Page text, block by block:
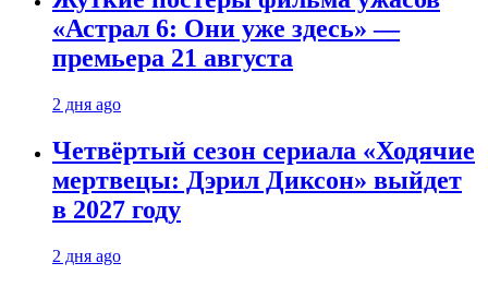
«Астрал 6: Они уже здесь» —
премьера 21 августа
2 дня ago
Четвёртый сезон сериала «Ходячие
мертвецы: Дэрил Диксон» выйдет
в 2027 году
2 дня ago